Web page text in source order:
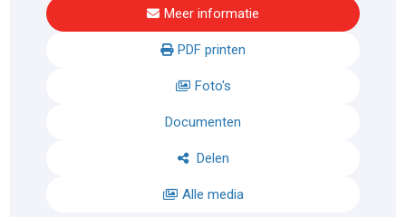
Meer informatie
PDF printen
Foto's
Documenten
Delen
Alle media